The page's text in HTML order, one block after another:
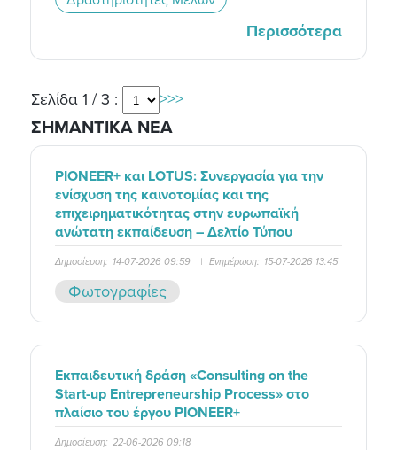
Περισσότερα
Σελίδα 1 / 3 : >>>
ΣΗΜΑΝΤΙΚΑ ΝΕΑ
PIONEER+ και LOTUS: Συνεργασία για την
ενίσχυση της καινοτομίας και της
επιχειρηματικότητας στην ευρωπαϊκή
ανώτατη εκπαίδευση – Δελτίο Τύπου
Δημοσίευση: 14-07-2026 09:59 | Ενημέρωση: 15-07-2026 13:45
Φωτογραφίες
Εκπαιδευτική δράση «Consulting on the
Start-up Entrepreneurship Process» στο
πλαίσιο του έργου PIONEER+
Δημοσίευση: 22-06-2026 09:18